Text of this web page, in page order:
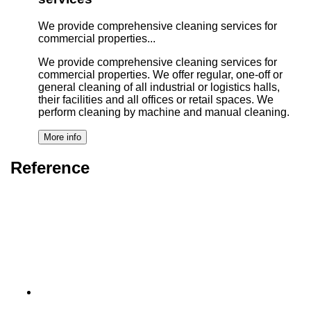
We provide comprehensive cleaning services for
commercial properties...
We provide comprehensive cleaning services for
commercial properties. We offer regular, one-off or
general cleaning of all industrial or logistics halls,
their facilities and all offices or retail spaces. We
perform cleaning by machine and manual cleaning.
Reference